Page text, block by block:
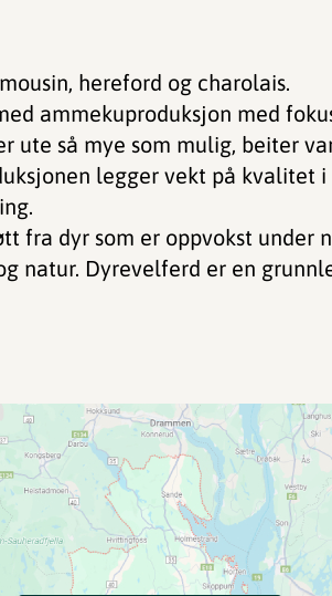
hereford og charolais.
ammekuproduksjon med
ute så mye som mulig, beiter
legger vekt på kvalitet
fra dyr som er oppvokst under
natur. Dyrevelferd er en